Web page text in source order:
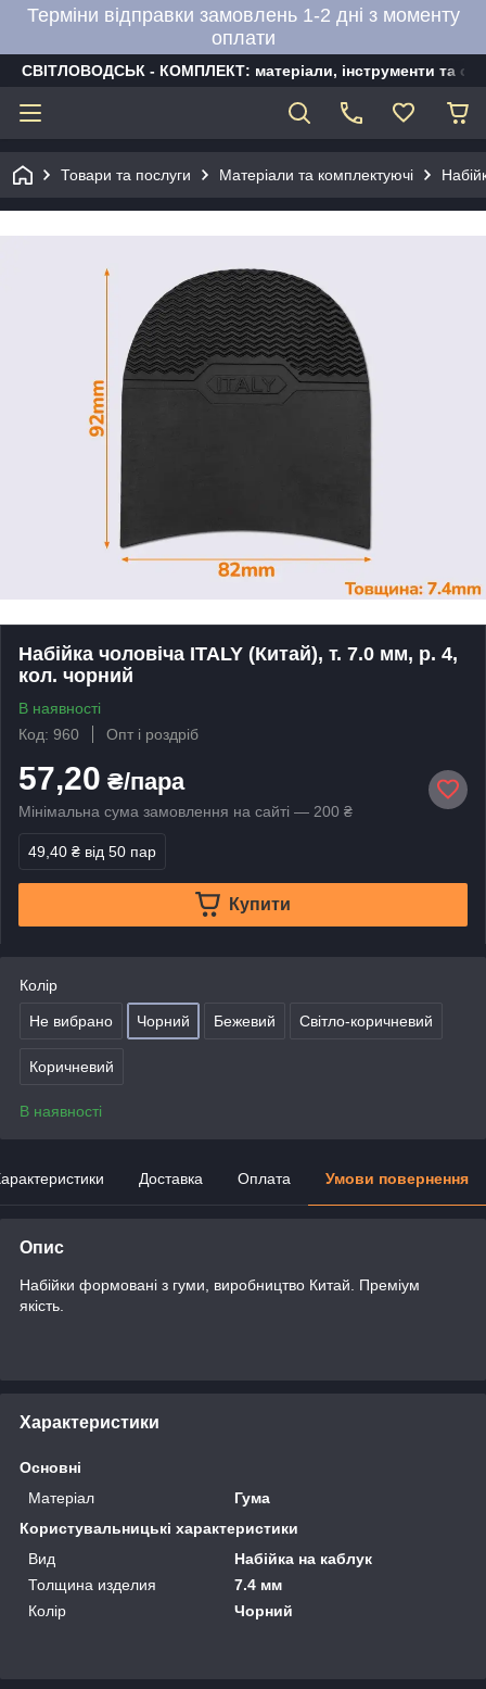
Терміни відправки замовлень 1-2 дні з моменту
оплати
СВІТЛОВОДСЬК - КОМПЛЕКТ: матеріали, інструменти та
Товари та послуги Матеріали та комплектуючі
Набійка чоловіча ITALY (Китай), т. 7.0 мм, р. 4,
кол. чорний
В наявності
Код: 960
Опт і роздріб
57,20 ₴/пара
Мінімальна сума замовлення на сайті — 200 ₴
49,40 ₴ від 50 пар
Купити
Колір
Не вибрано Чорний Бежевий Світло-коричневий
Коричневий
В наявності
Доставка Оплата Умови повернення
Опис
Набійки формовані з гуми, виробництво Китай. Преміум
якість.
Характеристики
Основні
Матеріал
Гума
Користувальницькі характеристики
Вид
Набійка на каблук
Толщина изделия
7.4 мм
Колір
Чорний